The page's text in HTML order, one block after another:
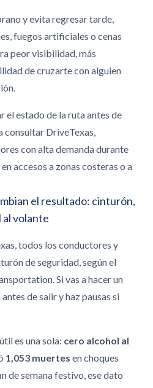
y evita regresar tarde,
fuegos artificiales o cenas
peor visibilidad, más
de cruzarte con alguien
el estado de la ruta antes de
consultar DriveTexas,
con alta demanda durante
accesos a zonas costeras o a
el resultado: cinturón,
al volante
todos los conductores y
de seguridad, según el
Si vas a hacer un
de salir y haz pausas si
es una sola: cero alcohol al
1,053 muertes en choques
de semana festivo, ese dato